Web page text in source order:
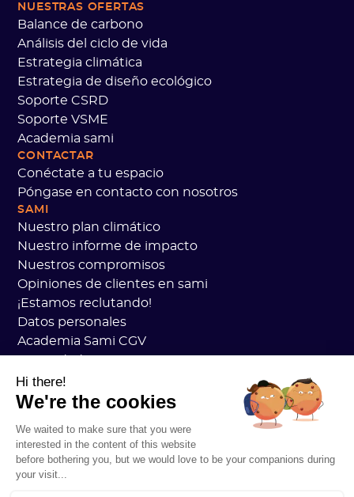
NUESTRAS OFERTAS
Balance de carbono
Análisis del ciclo de vida
Estrategia climática
Estrategia de diseño ecológico
Soporte CSRD
Soporte VSME
Academia sami
CONTACTAR
Conéctate a tu espacio
Póngase en contacto con nosotros
SAMI
Nuestro plan climático
Nuestro informe de impacto
Nuestros compromisos
Opiniones de clientes en sami
¡Estamos reclutando!
Datos personales
Academia Sami CGV
Estado de los servicios
Información legal
Plan general de carbono
Práctica de carbono abierto
Historias de clientes
Hi there!
We're the cookies
We waited to make sure that you were
interested in the content of this website
before bothering you, but we would love to be your companions during
your visit...